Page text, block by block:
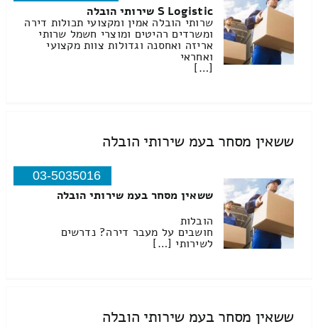
S Logistic שירותי הובלה
שרותי הובלה אמין ומקצועי תכולות דירה
ומשרדים רהיטים ומוצרי חשמל שרותי
אריזה ואחסנה וגדולות צוות מקצועי
ואחראי
[…]
ששאין מסחר בעמ שירותי הובלה
03-5035016
ששאין מסחר בעמ שירותי הובלה
הובלות
חושבים על מעבר דירה? נדרשים
לשירותי […]
ששאין מסחר בעמ שירותי הובלה